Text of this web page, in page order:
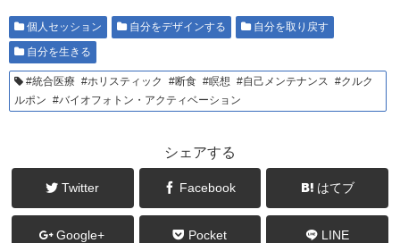
個人セッション 自分をデザインする
自分を取り戻す
自分を生きる
#統合医療 #ホリスティック #断食 #瞑想 #自己メンテナンス #クルク
ルポン #バイオフォトン・アクティベーション
シェアする
Twitter Facebook はてブ
Google+ Pocket LINE